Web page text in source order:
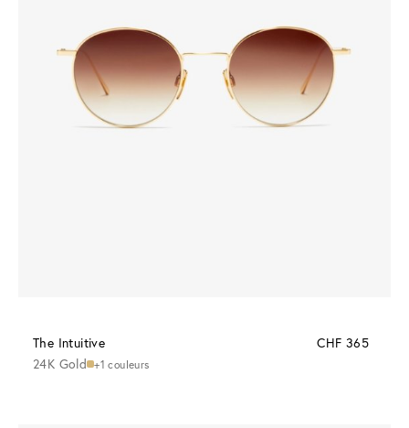
The Intuitive
CHF 365
24K Gold +1 couleurs